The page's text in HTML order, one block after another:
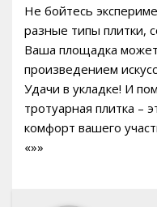
Не бойтесь
разные типы плитки,
Ваша площадка
произведением
Удачи в укладке! И
тротуарная плитка –
комфорт вашего
«»»